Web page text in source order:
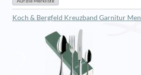
Koch & Bergfeld Kreuzband Garnitur